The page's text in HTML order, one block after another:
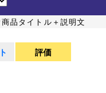
商品タイトル＋説明文
評価